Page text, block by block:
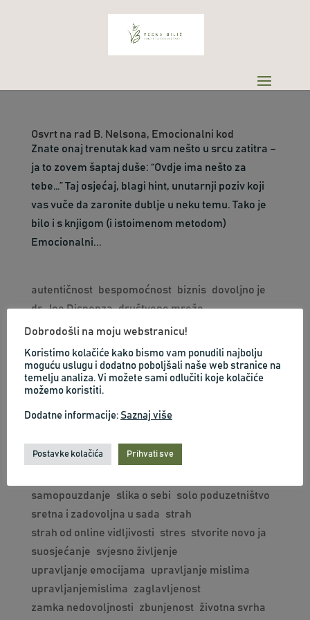
Osvrt na rad B. Nelsona, Emocionalni kod
Znate onaj trenutak kad vam nešto u srcu zatitra –
ja to zovem šaptaj duše: “Ovdje ima nešto za
tebe…” Taj osjećaj, blagi hint, unutarnji poziv koji
vas vuče da zaronite dublje u neku temu. Tako je
bilo i s knjigom (i istoimenom metodom)
Emocionalni...
autentičnost bespomoćnost biznis dovoljno je
dr. Joe Dispenza društvene mreže
emocionalni kod
ja sam dovoljna
ljubav prema sebi
mentalni trening
mindfulness
mindset motivacija negativna slika o sebi
neuspjeh odnosi
optimizam
osobna vrijednost i samopoštovanje
poduzetnički mindset
Poduzetništvo
samopouzdanje
slika o sebi
solo poduzetništvo
sretna i zadovoljna u sada
strah
strah od online vidljivosti
stres stvorite novo ja
suosjećanje
svjesno življenje
upravljanje emocijama
upravljanje mislima
upravljanjemislima
zaglavljenost
zamka nedovoljnosti
zbunjenost životna svrha
Dobrodošli na moju webstranicu!
Koristimo kolačiće kako bismo vam ponudili najbolju
moguću uslugu i dodatno poboljšali naše web stranice na
temelju analiza. Vi možete sami odlučiti koje kolačiće
možemo koristiti.
Dodatne informacije: Saznaj više
Postavke kolačića Prihvati sve